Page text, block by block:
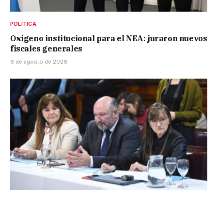
POLÍTICA
Oxígeno institucional para el NEA: juraron nuevos
fiscales generales
6 de agosto de 2026